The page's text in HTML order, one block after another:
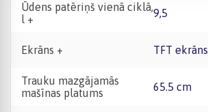
Ūdens patēriņš vienā ciklā,
l +
9,5
Ekrāns + TFT ekrāns
Trauku mazgājamās
mašīnas platums
65.5 cm